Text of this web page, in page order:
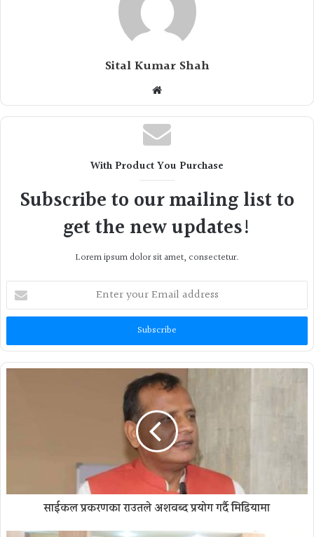
Sital Kumar Shah
Website
With Product You Purchase
Subscribe to our mailing list to
get the new updates!
Lorem ipsum dolor sit amet, consectetur.
Enter
your
Email
साईकल प्रकरणका राउतले अशवब्द प्रयोग गर्दै मिडियामा